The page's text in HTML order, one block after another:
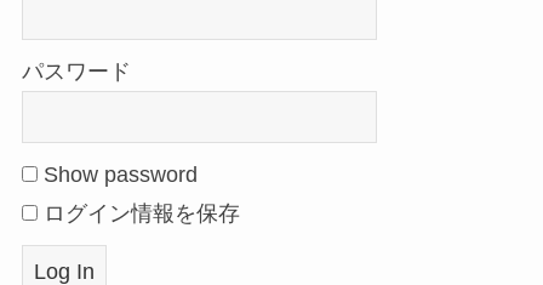
パスワード
Show password
ログイン情報を保存